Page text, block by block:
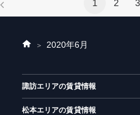
1 2 3
ホ
2020年6月
諏訪エリアの賃貸情報
松本エリアの賃貸情報